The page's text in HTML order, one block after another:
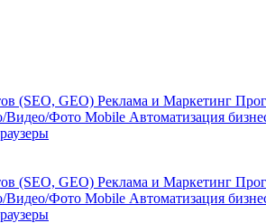
(SEO, GEO) Реклама и Маркетинг
Видео/Фото Mobile Автоматизация
(SEO, GEO) Реклама и Маркетинг
Видео/Фото Mobile Автоматизация